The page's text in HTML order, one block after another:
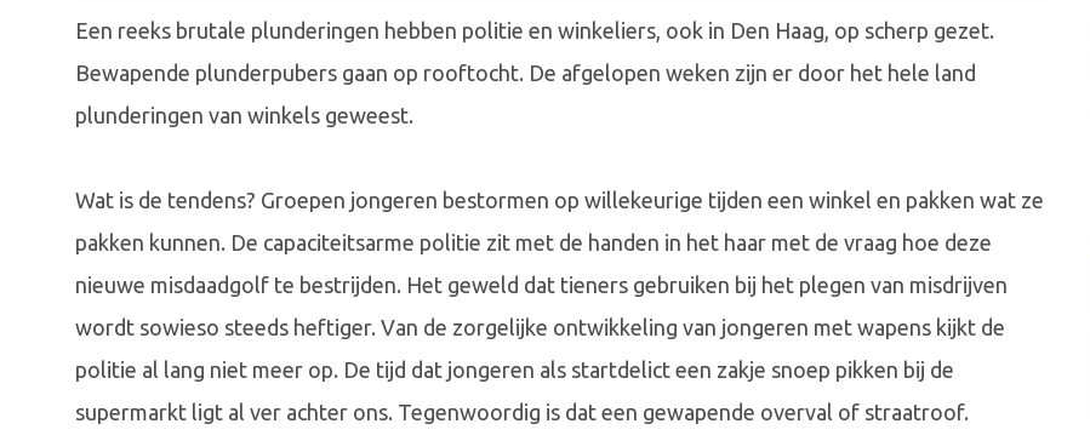
Een reeks brutale plunderingen hebben politie en winkeliers, ook in Den Haag, op scherp gezet.
Bewapende plunderpubers gaan op rooftocht. De afgelopen weken zijn er door het hele land
plunderingen van winkels geweest.
Wat is de tendens? Groepen jongeren bestormen op willekeurige tijden een winkel en pakken wat ze
pakken kunnen. De capaciteitsarme politie zit met de handen in het haar met de vraag hoe deze
nieuwe misdaadgolf te bestrijden. Het geweld dat tieners gebruiken bij het plegen van misdrijven
wordt sowieso steeds heftiger. Van de zorgelijke ontwikkeling van jongeren met wapens kijkt de
politie al lang niet meer op. De tijd dat jongeren als startdelict een zakje snoep pikken bij de
supermarkt ligt al ver achter ons. Tegenwoordig is dat een gewapende overval of straatroof.